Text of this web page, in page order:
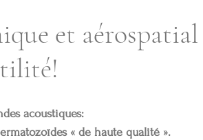
et aérospatial
acoustiques:
« de haute qualité ».